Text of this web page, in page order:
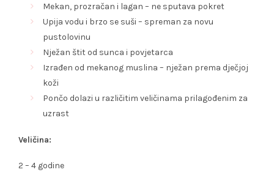
Mekan, prozračan i lagan – ne sputava pokret
Upija vodu i brzo se suši – spreman za novu
pustolovinu
Nježan štit od sunca i povjetarca
Izrađen od mekanog muslina – nježan prema dječjoj
koži
Pončo dolazi u različitim veličinama prilagođenim za
uzrast
Veličina:
2 – 4 godine